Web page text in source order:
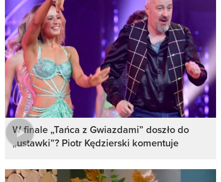
W finale „Tańca z Gwiazdami” doszło do
„ustawki”? Piotr Kędzierski komentuje